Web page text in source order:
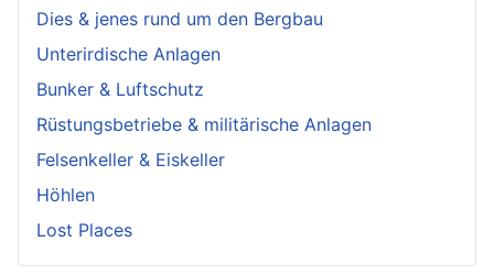
Dies & jenes rund um den Bergbau
Unterirdische Anlagen
Bunker & Luftschutz
Rüstungsbetriebe & militärische Anlagen
Felsenkeller & Eiskeller
Höhlen
Lost Places